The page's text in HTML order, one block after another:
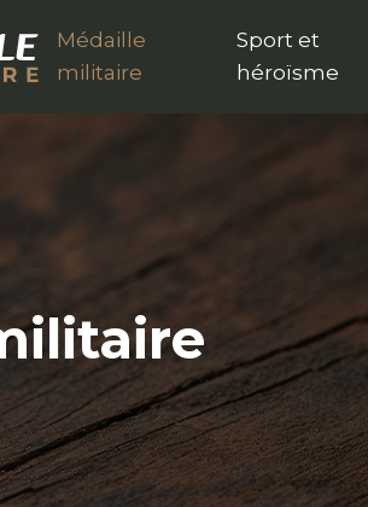
Médaille
militaire
Sport et
héroïsme